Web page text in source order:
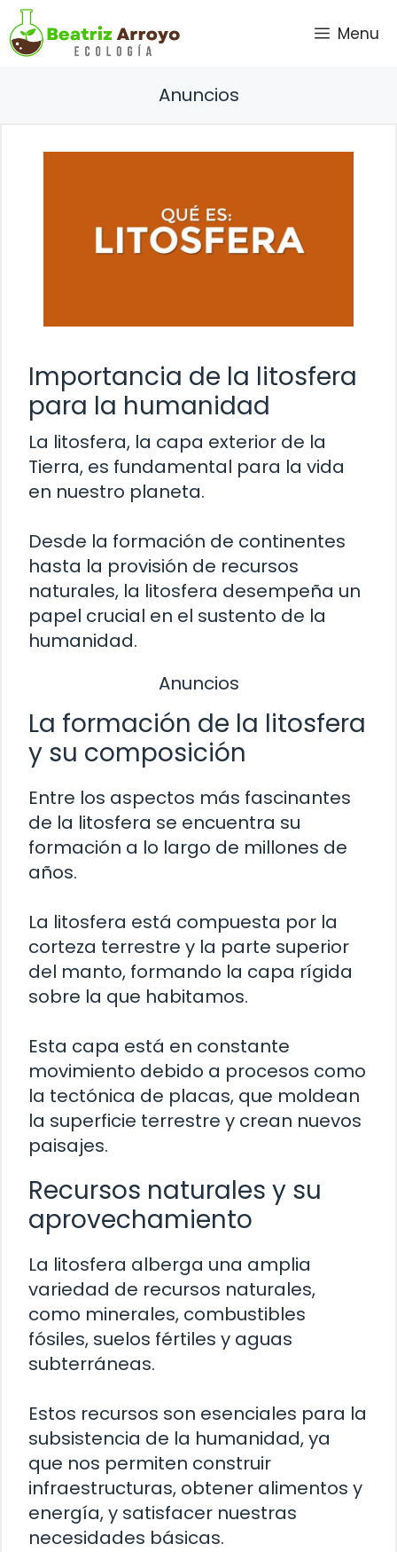
Saltar
al
contenido
Menu
Anuncios
Importancia de la litosfera
para la humanidad
La litosfera, la capa exterior de la
Tierra, es fundamental para la vida
en nuestro planeta.
Desde la formación de continentes
hasta la provisión de recursos
naturales, la litosfera desempeña un
papel crucial en el sustento de la
humanidad.
Anuncios
La formación de la litosfera
y su composición
Entre los aspectos más fascinantes
de la litosfera se encuentra su
formación a lo largo de millones de
años.
La litosfera está compuesta por la
corteza terrestre y la parte superior
del manto, formando la capa rígida
sobre la que habitamos.
Esta capa está en constante
movimiento debido a procesos como
la tectónica de placas, que moldean
la superficie terrestre y crean nuevos
paisajes.
Recursos naturales y su
aprovechamiento
La litosfera alberga una amplia
variedad de recursos naturales,
como minerales, combustibles
fósiles, suelos fértiles y aguas
subterráneas.
Estos recursos son esenciales para la
subsistencia de la humanidad, ya
que nos permiten construir
infraestructuras, obtener alimentos y
energía, y satisfacer nuestras
necesidades básicas.